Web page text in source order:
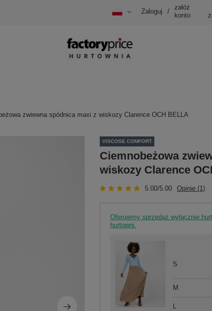
Zaloguj /
załóż
konto
zwiewna spódnica maxi z wiskozy Clarence OCH BELLA
VISCOSE COMFORT
Ciemnobeżowa
wiskozy Clarence
5.00/5.00 Opinie (1)
Oferujemy sprzedaż wyłącznie
hurtowni.
S
M
L